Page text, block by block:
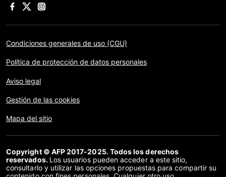
Condiciones generales de uso (CGU)
Política de protección de datos personales
Aviso legal
Gestión de las cookies
Mapa del sitio
Copyright © AFP 2017-2025. Todos los derechos
reservados. Los usuarios pueden acceder a este sitio,
consultarlo y utilizar las opciones propuestas para compartir su